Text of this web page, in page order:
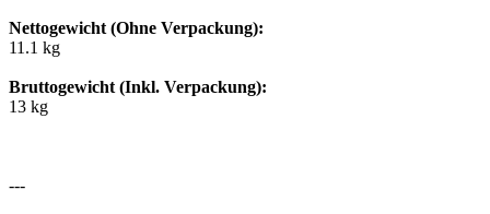
Nettogewicht (Ohne Verpackung):
11.1 kg
Bruttogewicht (Inkl. Verpackung):
13 kg
---